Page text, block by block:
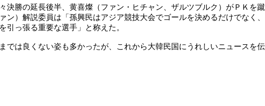
決勝の延長後半、黄喜燦（ファン・ヒチャン、ザルツブルク）がＰＫ
ン）解説委員は「孫興民はアジア競技大会でゴールを決めるだけでな
引っ張る重要な選手」と称えた。
では良くない姿も多かったが、これから大韓民国にうれしいニュースを